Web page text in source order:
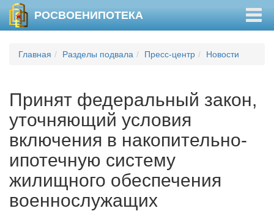
РОСВОЕНИПОТЕКА
Главная Разделы подвала Пресс-центр Новости
Принят федеральный закон,
уточняющий условия
включения в накопительно-
ипотечную систему
жилищного обеспечения
военнослужащих